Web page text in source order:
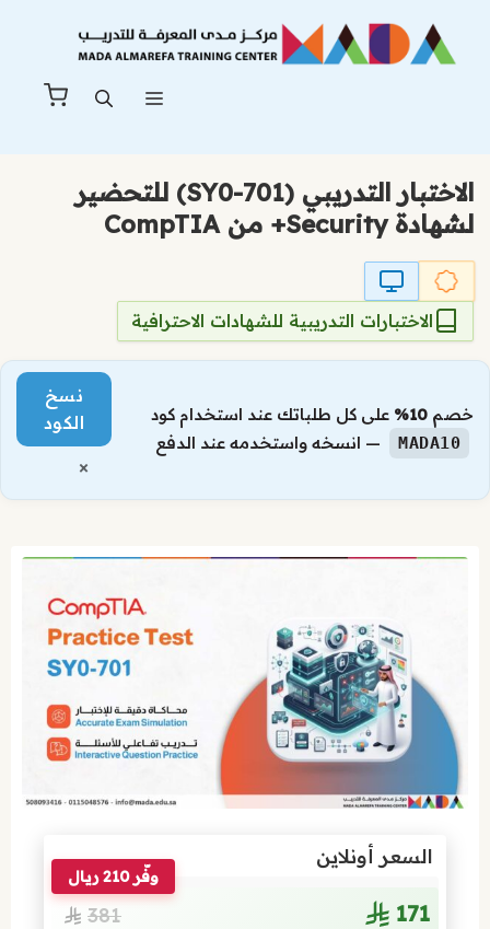
المحتوى
الاختبار التدريبي (SY0-701) للتحضير
لشهادة Security+ من CompTIA
الاختبارات التدريبية للشهادات الاحترافية
خصم 10% على كل طلباتك عند استخدام كود
MADA10 — انسخه واستخدمه عند الدفع
نسخ
الكود
×
السعر أونلاين
171
وفّر 210 ريال
381